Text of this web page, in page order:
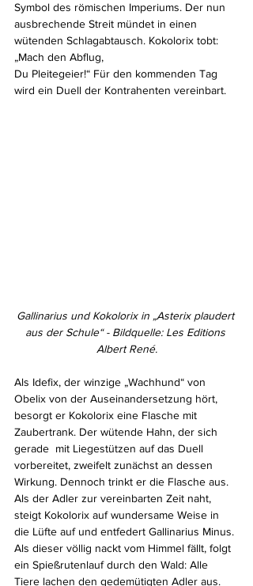
Symbol des römischen Imperiums. Der nun
ausbrechende Streit mündet in einen
wütenden Schlagabtausch. Kokolorix tobt:
„Mach den Abflug,
Du Pleitegeier!“ Für den kommenden Tag
wird ein Duell der Kontrahenten vereinbart.
Gallinarius und Kokolorix in „Asterix plaudert
aus der Schule“ - Bildquelle: Les Editions
Albert René.
Als Idefix, der winzige „Wachhund“ von
Obelix von der Auseinandersetzung hört,
besorgt er Kokolorix eine Flasche mit
Zaubertrank. Der wütende Hahn, der sich
gerade  mit Liegestützen auf das Duell
vorbereitet, zweifelt zunächst an dessen
Wirkung. Dennoch trinkt er die Flasche aus.
Als der Adler zur vereinbarten Zeit naht,
steigt Kokolorix auf wundersame Weise in
die Lüfte auf und entfedert Gallinarius Minus.
Als dieser völlig nackt vom Himmel fällt, folgt
ein Spießrutenlauf durch den Wald: Alle
Tiere lachen den gedemütigten Adler aus.